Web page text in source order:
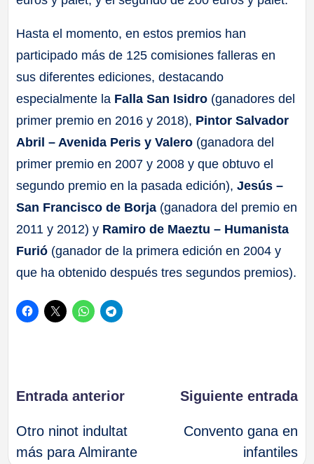
Hasta el momento, en estos premios han
participado más de 125 comisiones falleras en
sus diferentes ediciones, destacando
especialmente la Falla San Isidro (ganadores del
primer premio en 2016 y 2018), Pintor Salvador
Abril – Avenida Peris y Valero (ganadora del
primer premio en 2007 y 2008 y que obtuvo el
segundo premio en la pasada edición),Jesús –
San Francisco de Borja (ganadora del premio en
2011 y 2012) y Ramiro de Maeztu – Humanista
Furió (ganador de la primera edición en 2004 y
que ha obtenido después tres segundos premios).
Navegación
de
Entrada anterior
Otro ninot indultat
más para Almirante
Siguiente entrada
Convento gana en
infantiles